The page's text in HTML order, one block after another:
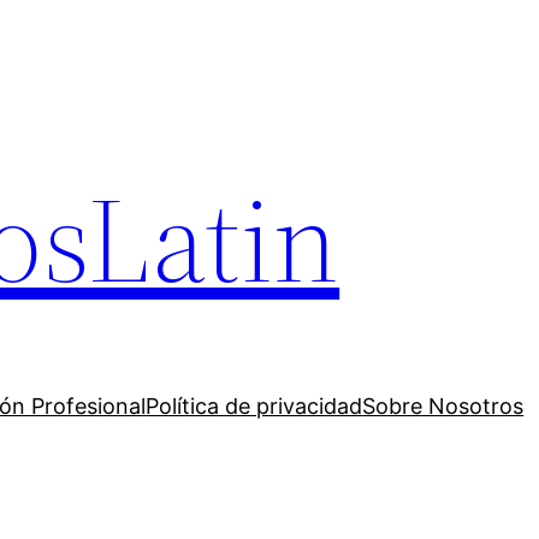
ProfesionalPolítica de privacidadSobre Nosotros